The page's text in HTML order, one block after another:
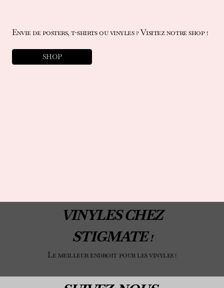
Envie de posters, t-shirts ou vinyles ? Visitez notre shop !
SHOP
VINYLES CHEZ
STIGMATE !
Le meilleur endroit pour les vinyles !